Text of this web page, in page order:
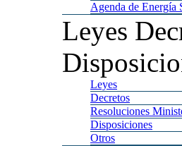
Agenda de Energía
Leyes
Leyes
Decretos
Resoluciones
Disposiciones
Otros